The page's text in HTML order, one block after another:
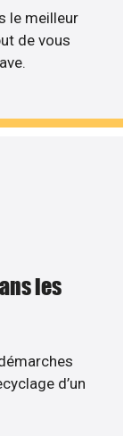
le meilleur
de vous
les
d’un